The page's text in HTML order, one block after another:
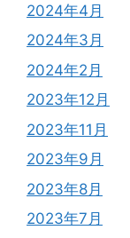
2024年4月
2024年3月
2024年2月
2023年12月
2023年11月
2023年9月
2023年8月
2023年7月